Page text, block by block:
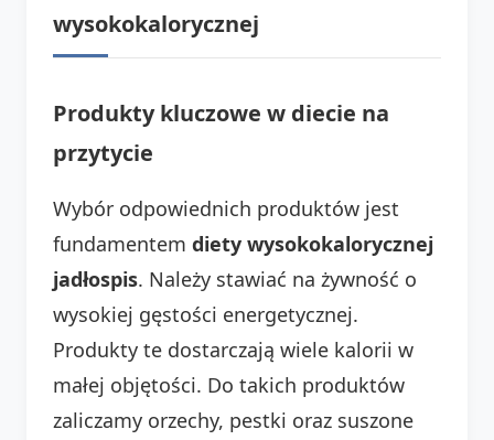
wysokokalorycznej
Produkty kluczowe w diecie na
przytycie
Wybór odpowiednich produktów jest
fundamentem diety wysokokalorycznej
jadłospis. Należy stawiać na żywność o
wysokiej gęstości energetycznej.
Produkty te dostarczają wiele kalorii w
małej objętości. Do takich produktów
zaliczamy orzechy, pestki oraz suszone